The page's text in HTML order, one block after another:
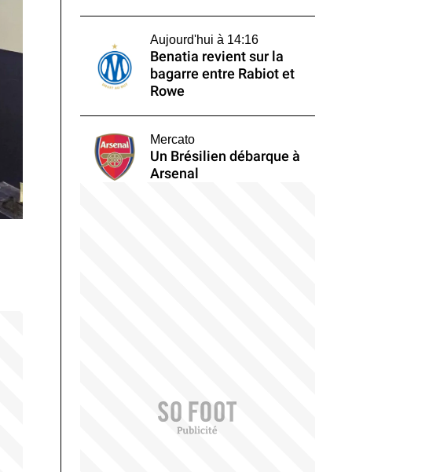
Aujourd'hui à 14:16
Benatia revient sur la
bagarre entre Rabiot et
Rowe
Mercato
Un Brésilien débarque à
Arsenal